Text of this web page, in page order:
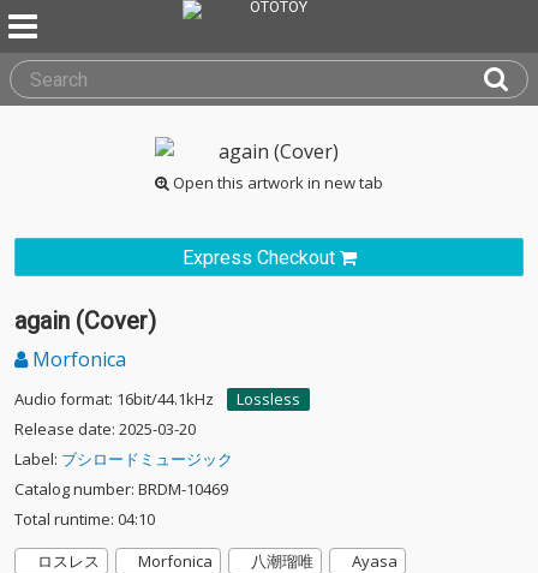
Open this artwork in new tab
Express Checkout
again (Cover)
Morfonica
Audio format: 16bit/44.1kHz
Lossless
Release date: 2025-03-20
Label: ブシロードミュージック
Catalog number: BRDM-10469
Total runtime: 04:10
ロスレス
Morfonica 八潮瑠唯
Ayasa